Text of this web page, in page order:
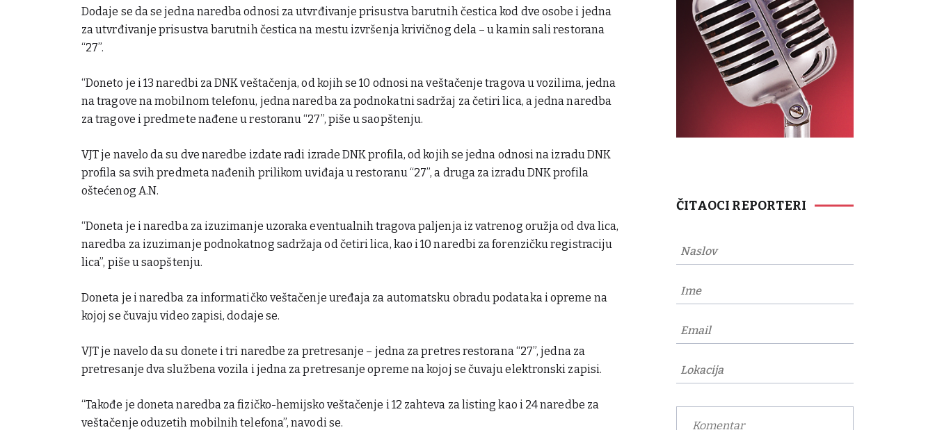
Dodaje se da se jedna naredba odnosi za utvrđivanje prisustva barutnih čestica kod dve osobe i jedna
za utvrđivanje prisustva barutnih čestica na mestu izvršenja krivičnog dela – u kamin sali restorana
“27”.
“Doneto je i 13 naredbi za DNK veštačenja, od kojih se 10 odnosi na veštačenje tragova u vozilima, jedna
na tragove na mobilnom telefonu, jedna naredba za podnokatni sadržaj za četiri lica, a jedna naredba
za tragove i predmete nađene u restoranu “27”, piše u saopštenju.
VJT je navelo da su dve naredbe izdate radi izrade DNK profila, od kojih se jedna odnosi na izradu DNK
profila sa svih predmeta nađenih prilikom uviđaja u restoranu “27”, a druga za izradu DNK profila
oštećenog A.N.
“Doneta je i naredba za izuzimanje uzoraka eventualnih tragova paljenja iz vatrenog oružja od dva lica,
naredba za izuzimanje podnokatnog sadržaja od četiri lica, kao i 10 naredbi za forenzičku registraciju
lica”, piše u saopštenju.
Doneta je i naredba za informatičko veštačenje uređaja za automatsku obradu podataka i opreme na
kojoj se čuvaju video zapisi, dodaje se.
VJT je navelo da su donete i tri naredbe za pretresanje – jedna za pretres restorana “27”, jedna za
pretresanje dva službena vozila i jedna za pretresanje opreme na kojoj se čuvaju elektronski zapisi.
“Takođe je doneta naredba za fizičko-hemijsko veštačenje i 12 zahteva za listing kao i 24 naredbe za
veštačenje oduzetih mobilnih telefona”, navodi se.
ČITAOCI REPORTERI